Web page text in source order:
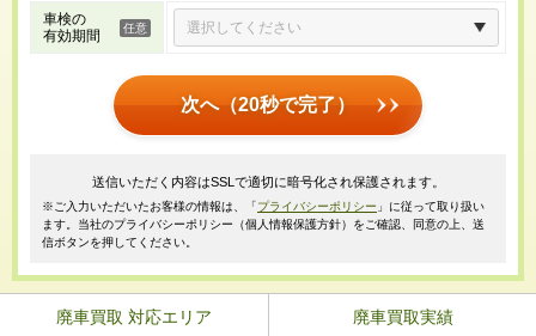
車検の
有効期間
次へ（20秒で完了）
送信いただく内容はSSLで適切に暗号化され保護されます。
※ご入力いただいたお客様の情報は、「プライバシーポリシー 」に従って取り扱い
ます。当社のプライバシーポリシー（個人情報保護方針）をご確認、同意の上、送
信ボタンを押してください。
廃車買取 対応エリア 廃車買取実績